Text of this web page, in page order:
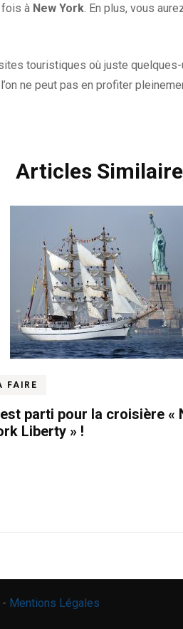
fois à New York. En plus, vous
touristiques où juste
ne peut pas en profiter
Articles
FAIRE
parti pour la croisière «
Liberty » !
- Mentions Légales